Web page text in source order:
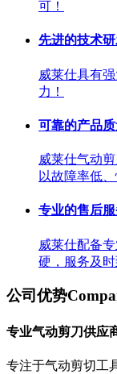
可！
先进的技术
威莱仕具有
力！
可靠的产品
威莱仕气动
以故障率低
专业的售后
威莱仕配备
硬，服务及
公司优势
专业气动剪刀供应
专注于气动剪切工